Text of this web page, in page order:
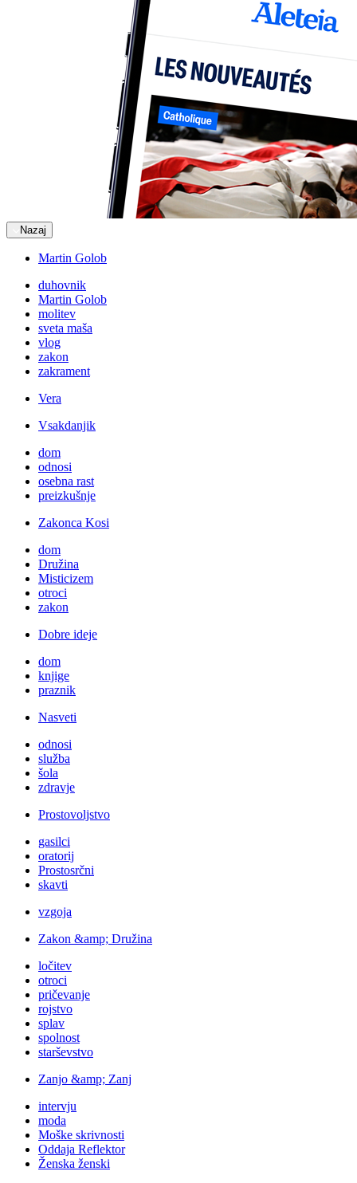
Nazaj
Martin Golob
duhovnik
Martin Golob
molitev
sveta maša
vlog
zakon
zakrament
Vera
Vsakdanjik
dom
odnosi
osebna rast
preizkušnje
Zakonca Kosi
dom
Družina
Misticizem
otroci
zakon
Dobre ideje
dom
knjige
praznik
Nasveti
odnosi
služba
šola
zdravje
Prostovoljstvo
gasilci
oratorij
Prostosrčni
skavti
vzgoja
Zakon &amp; Družina
ločitev
otroci
pričevanje
rojstvo
splav
spolnost
starševstvo
Zanjo &amp; Zanj
intervju
moda
Moške skrivnosti
Oddaja Reflektor
Ženska ženski